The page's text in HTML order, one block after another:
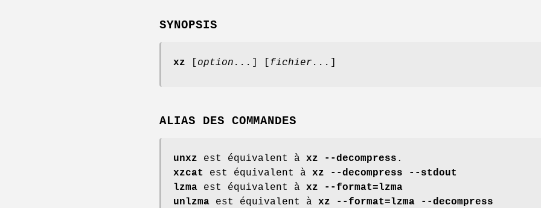
SYNOPSIS
xz option... fichier...
ALIAS DES COMMANDES
unxz est équivalent à xz --decompress .
xzcat
est équivalent à xz --decompress --stdout
lzma est équivalent à xz --format=lzma
unlzma est équivalent à xz --format=lzma --decompress